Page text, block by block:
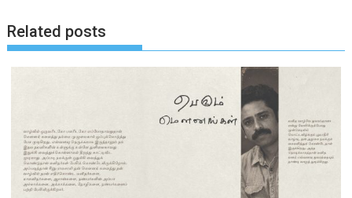
Related posts